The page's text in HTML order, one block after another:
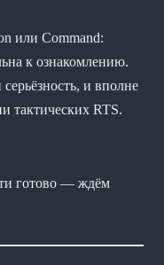
или Command:
к ознакомлению.
и вполне
тактических RTS.
готово — ждём